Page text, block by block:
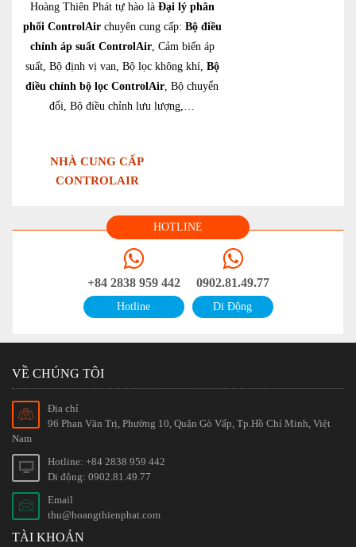
Hoàng Thiên Phát tự hào là Đại lý phân
phối ControlAirchuyên cung cấp: Bộ điều
chỉnh áp suất ControlAir, Cảm biến áp
suất, Bộ định vị van, Bộ lọc không khí, Bộ
điều chỉnh bộ lọc ControlAir, Bộ chuyển
đổi, Bộ điều chỉnh lưu lượng,…
NHÀ CUNG CẤP
CONTROLAIR
HOTLINE
+84 2838 959 442
Hotline
0902.81.49.77
Di Động
VỀ CHÚNG TÔI
Địa chỉ
96 Phan Văn Trị, Phường 10, Quận Gò Vấp, Tp.Hồ Chí Minh, Việt
Nam
Hotline: +84 2838 959 442
Di động: 0902.81.49.77
Email
thu@hoangthienphat.com
TÀI KHOẢN